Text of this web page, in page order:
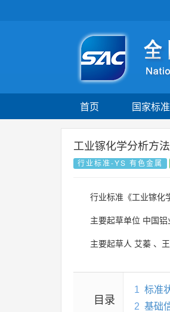
首页 国家标准
工业镓化学分析方
行业标准-YS 有色金属
行业标准《工业镓化
主要起草单位 中国铝
主要起草人 艾蓁 、
目录
1 标准
2 基础